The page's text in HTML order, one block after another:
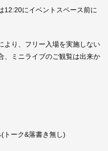
12:20にイベントスペース前に
より、フリー入場を実施しない
、ミニライブのご観覧は出来か
ーク&落書き無し)